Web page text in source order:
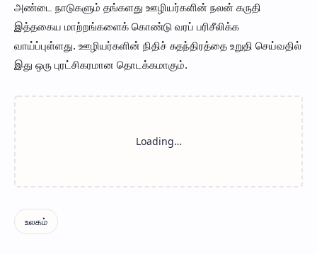
அண்டை நாடுகளும் தங்களது ஊழியர்களின் நலன் கருதி
இத்தகைய மாற்றங்களைக் கொண்டு வரப் பரிசீலிக்க
வாய்ப்புள்ளது. ஊழியர்களின் நிதிச் சுதந்திரத்தை உறுதி செய்வதில்
இது ஒரு புரட்சிகரமான தொடக்கமாகும்.